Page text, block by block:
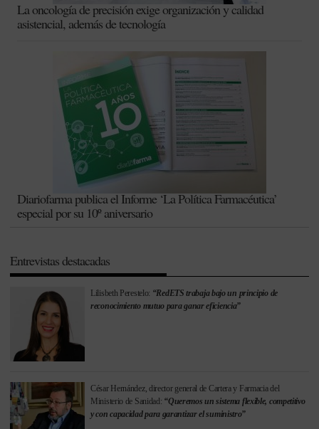
La oncología de precisión exige organización y calidad
asistencial, además de tecnología
Diariofarma publica el Informe ‘La Política Farmacéutica’
especial por su 10º aniversario
Entrevistas destacadas
Lilisbeth Perestelo: “RedETS trabaja bajo un principio de
reconocimiento mutuo para ganar eficiencia”
César Hernández, director general de Cartera y Farmacia del
Ministerio de Sanidad: “Queremos un sistema flexible, competitivo
y con capacidad para garantizar el suministro”